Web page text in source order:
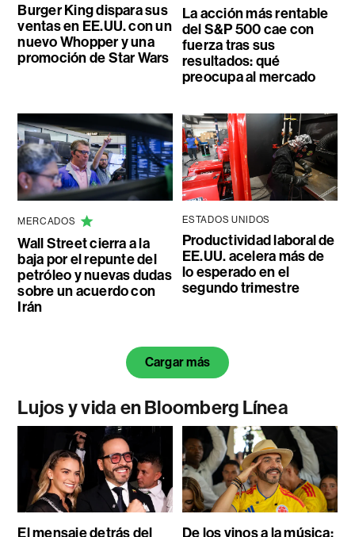
Burger King dispara sus
ventas en EE.UU. con un
nuevo Whopper y una
promoción de Star Wars
La acción más rentable
del S&P 500 cae con
fuerza tras sus
resultados: qué
preocupa al mercado
MERCADOS
Wall Street cierra a la
baja por el repunte del
petróleo y nuevas dudas
sobre un acuerdo con
Irán
ESTADOS UNIDOS
Productividad laboral de
EE.UU. acelera más de
lo esperado en el
segundo trimestre
Cargar más
Lujos y vida en Bloomberg Línea
El mensaje detrás del
De los vinos a la música: